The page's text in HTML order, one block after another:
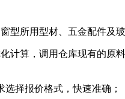
所用型材、五金配件及
计算，调用仓库现有的
择报价格式，快速准确；